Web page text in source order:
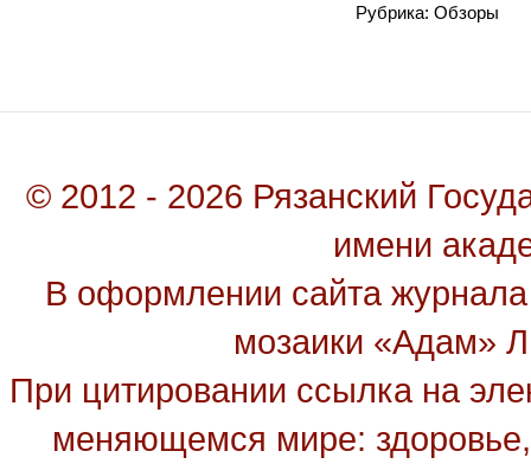
Рубрика: Обзоры
© 2012 - 2026 Рязанский
имени
В оформлении сайта
мозаики «Адам»
При цитировании ссылка на
меняющемся мире: здоровье,